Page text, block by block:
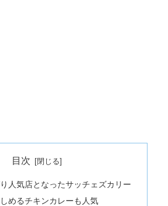
目次
人気店となったサッチェズカリー
めるチキンカレーも人気